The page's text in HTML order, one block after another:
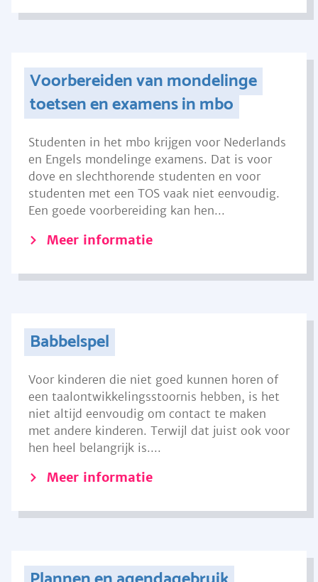
Voorbereiden van mondelinge
toetsen en examens in mbo
Studenten in het mbo krijgen voor Nederlands
en Engels mondelinge examens. Dat is voor
dove en slechthorende studenten en voor
studenten met een TOS vaak niet eenvoudig.
Een goede voorbereiding kan hen...
Meer informatie
Babbelspel
Voor kinderen die niet goed kunnen horen of
een taalontwikkelingsstoornis hebben, is het
niet altijd eenvoudig om contact te maken
met andere kinderen. Terwijl dat juist ook voor
hen heel belangrijk is....
Meer informatie